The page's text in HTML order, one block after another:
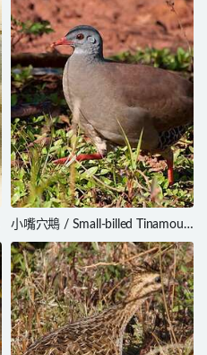
小嘴穴䳍 / Small-billed Tinamou /
Crypturellus parvirostris